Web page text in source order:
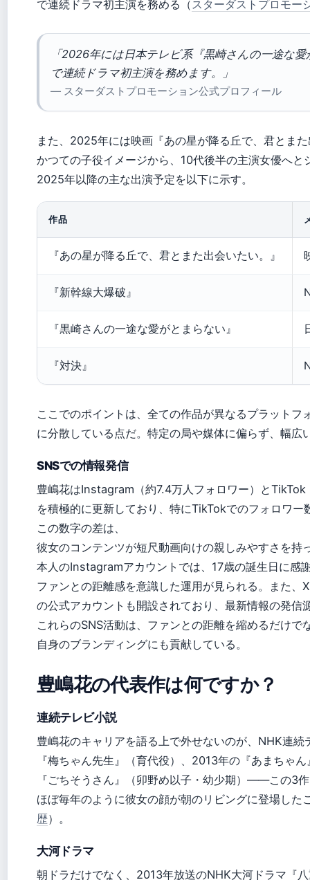
で連続ドラマ初主演を務める（スターダストプロモー
「2026年には日本テレビ系『黒崎さんの一途な
で連続ドラマ初主演を務めます。」
— スターダストプロモーション公式プロフィール
また、2025年には映画『あの星が降る丘で、君とま
かつての子役イメージから、10代後半の主演女優へ
2025年以降の主な出演予定を以下に示す。
作品
『あの星が降る丘で、君とまた出会いたい。』
『新幹線大爆破』
『黒崎さんの一途な愛がとまらない』
『対決』
ここでのポイントは、全ての作品が異なるプラット
に分散している点だ。特定の局や媒体に偏らず、幅広
SNSでの情報発信
豊嶋花はInstagram（約7.4万人フォロワー）とTikTok
を積極的に更新しており、特にTikTokでのフォロワ
この数字の差は、
彼女のコンテンツが短尺動画向けの親しみやすさを持
本人のInstagramアカウントでは、17歳の誕生日に感
ファンとの距離感を意識した運用が見られる。また、
の公式アカウントも開設されており、最新情報の発信
これらのSNS活動は、ファンとの距離を縮めるだけで
自身のブランディングにも貢献している。
豊嶋花の代表作は何ですか？
連続テレビ小説
豊嶋花のキャリアを語る上で外せないのが、NHK連
『梅ちゃん先生』（育代役）、2013年の『あまちゃ
『ごちそうさん』（卯野め以子・幼少期）——この3
ほぼ毎年のように彼女の顔が朝のリビングに登場した
歴）。
大河ドラマ
朝ドラだけでなく、2013年放送のNHK大河ドラマ『